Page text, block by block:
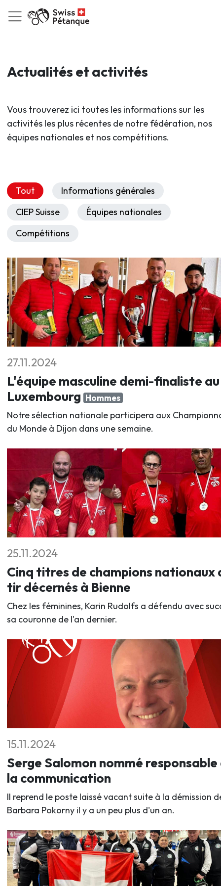
Actualités et activités
Vous trouverez ici toutes les informations sur les
activités les plus récentes de notre fédération, nos
équipes nationales et nos compétitions.
Tout
Informations générales
CIEP Suisse
Équipes nationales
Compétitions
27.11.2024
L'équipe masculine demi-finaliste au
Luxembourg Hommes
Notre sélection nationale participera aux
du Monde à Dijon dans une semaine.
25.11.2024
Cinq titres de champions nationaux
tir décernés à Bienne
Chez les féminines, Karin Rudolfs a défendu avec
sa couronne de l'an dernier.
15.11.2024
Serge Salomon nommé responsable
la communication
Il reprend le poste laissé vacant suite à la démission
Barbara Pokorny il y a un peu plus d'un an.